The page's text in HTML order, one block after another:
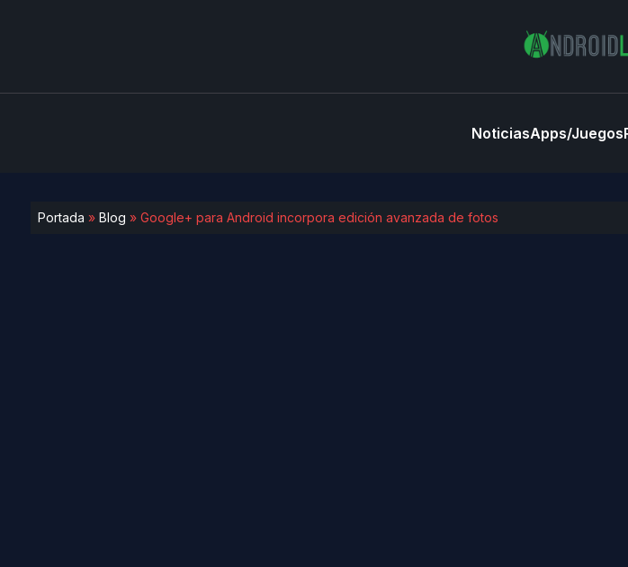
NoticiasApps/Juegos
Portada » Blog » Google+ para Android incorpora edición avanzada de fotos